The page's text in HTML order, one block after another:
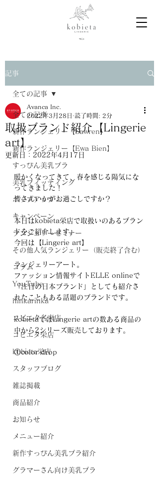
記事
全ての記事
新作ランジェリー【Sawren】
新作ランジェリー【Ewa Bien】
すっぴん美乳ブラ
美乳フィッティング
ポップアップ
キャンペーン
ランジェリーセミナー
その他人気ランジェリー（販売終了含む）
コラム
YouTube
hinkarinka
コビエタ名東店
コビエタ栄店
kobieta栄店
スタッフブログ
雑誌掲載
商品紹介
お知らせ
メニュー紹介
新作すっぴん美乳ブラ紹介
グラマーさん向け美乳ブラ
全ての記事
取扱ブランド紹介【Lingerie
art】
Avanca Inc.
2022年3月28日 読了時間: 2分
更新日： 2022年4月17日
暖かくなってきて、春を感じる陽気にな
ってきました！
皆さんいかがお過ごしですか？
本日はkobieta栄店で取扱いのあるブラン
ドをご紹介します。
今回は【Lingerie art】
ランジェリーアート。
ファッション情報サイトELLE onlineで
「注目の日本ブランド」としても紹介さ
れたこともある話題のブランドです。
kobietaではLingerie artの数ある商品の
中から2シリーズ販売しております。
①color drop